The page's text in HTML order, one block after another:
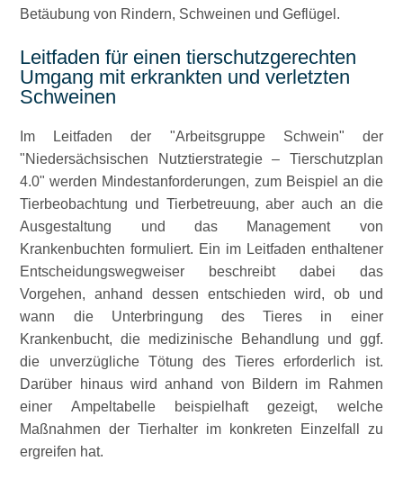
Betäubung von Rindern, Schweinen und Geflügel.
Leitfaden für einen tierschutzgerechten
Umgang mit erkrankten und verletzten
Schweinen
Im Leitfaden der Arbeitsgruppe Schwein
der
Niedersächsischen Nutztierstrategie – Tierschutzplan
4.0
werden Mindestanforderungen, zum Beispiel an die
Tierbeobachtung und Tierbetreuung, aber auch an die
Ausgestaltung und das Management von
Krankenbuchten formuliert. Ein im Leitfaden enthaltener
Entscheidungswegweiser beschreibt dabei das
Vorgehen, anhand dessen entschieden wird, ob und
wann die Unterbringung des Tieres in einer
Krankenbucht, die medizinische Behandlung und ggf.
die unverzügliche Tötung des Tieres erforderlich ist.
Darüber hinaus wird anhand von Bildern im Rahmen
einer Ampeltabelle beispielhaft gezeigt, welche
Maßnahmen der Tierhalter im konkreten Einzelfall zu
ergreifen hat.